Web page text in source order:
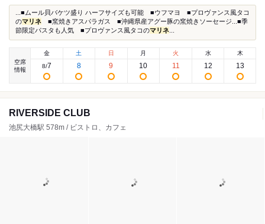
...■ムール貝バケツ盛り ハーフサイズも可能 ■ウフマヨ ■プロヴァンス風タコ
のマリネ ■窯焼きアスパラガス ■沖縄県産アグー豚の窯焼きソーセージ...■季
節限定パスタも人気 ■プロヴァンス風タコのマリネ
空席
情報
金
8/7
土
8
日
9
月
10
火
11
水
12
木
13
RIVERSIDE CLUB
池尻大橋駅 578m / ビストロ、カフェ